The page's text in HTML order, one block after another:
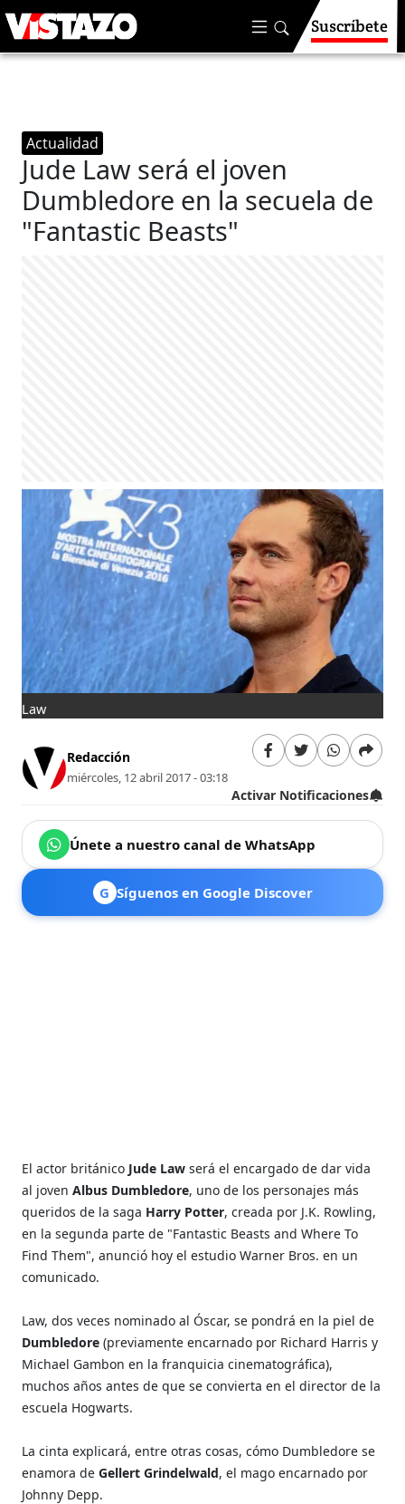
Suscríbete
Actualidad
Jude Law será el joven
Dumbledore en la secuela de
"Fantastic Beasts"
Law
Redacción
miércoles, 12 abril 2017 - 03:18
Activar Notificaciones
Únete a nuestro canal de WhatsApp
G Síguenos en Google Discover
El actor británico Jude Lawserá el encargado de dar vida
al jovenAlbus Dumbledore, uno de los personajes más
queridos de la saga Harry Potter, creada por J.K. Rowling,
en la segunda parte de "Fantastic Beasts and Where To
Find Them", anunció hoy el estudio Warner Bros. en un
comunicado.
Law, dos veces nominado al Óscar, se pondrá en la piel de
Dumbledore (previamente encarnado por Richard Harris y
Michael Gambon en la franquicia cinematográfica),
muchos años antes de que se convierta en el director de la
escuela Hogwarts.
La cinta explicará, entre otras cosas, cómo Dumbledore se
enamora deGellert Grindelwald, el mago encarnado por
Johnny Depp.